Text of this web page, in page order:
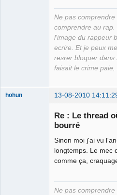
Ne pas
comprendre au
l'image du rappeur
ecrire. Et je peux
resrer bloquer dans
faisait le crime paie,
hohun 13-08-2010
Re : Le thread
bourré
Sinon moi j'ai vu
longtemps. Le mec
comme ça,
Ne pas